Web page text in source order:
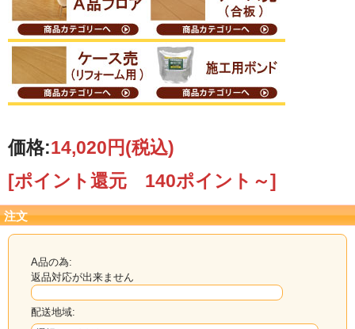
価格:14,020円(税込)
[ポイント還元 140ポイント～]
注文
A品の為:
返品対応が出来ません
配送地域: